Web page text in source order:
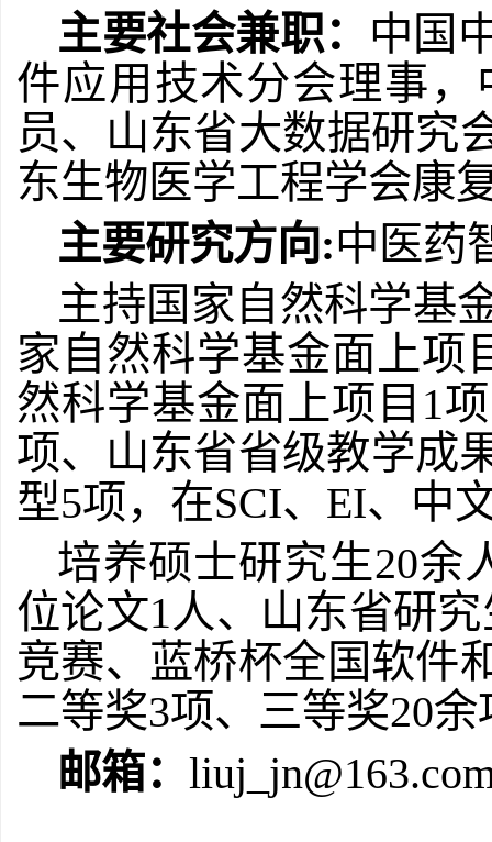
主要社会兼职： 中国
件应用技术分会理事
员、山东省大数据研究
东生物医学工程学会康
主要研究方向:中医药
主持国家自然科学基
家自然科学基金面上项
然科学基金面上项目 1
项、山东省省级教学成
型5项，在SCI、 EI、中
培养硕士研究生20余
位论文1人、山东省研
竞赛、蓝桥杯全国软件
二等奖3项、三等奖20余
邮箱：